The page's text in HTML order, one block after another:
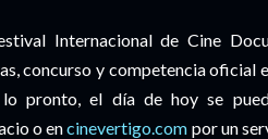
Internacional de Cine
concurso y competencia oficial
pronto, el día de hoy se
o encinevertigo.com por un